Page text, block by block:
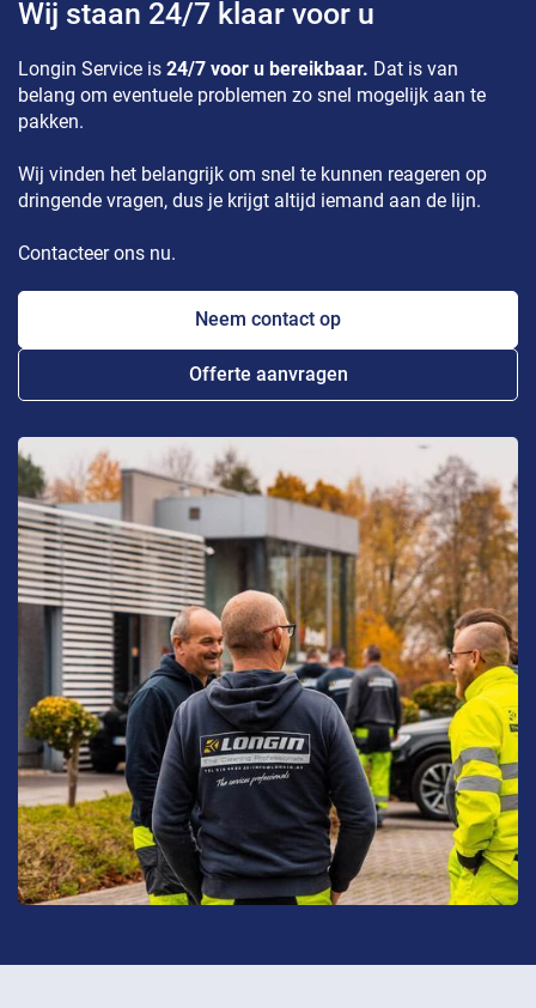
Wij staan 24/7 klaar voor u
Longin Service is 24/7 voor u bereikbaar. Dat is van
belang om eventuele problemen zo snel mogelijk aan te
pakken.
Wij vinden het belangrijk om snel te kunnen reageren op
dringende vragen, dus je krijgt altijd iemand aan de lijn.
Contacteer ons nu.
Neem contact op
Offerte aanvragen